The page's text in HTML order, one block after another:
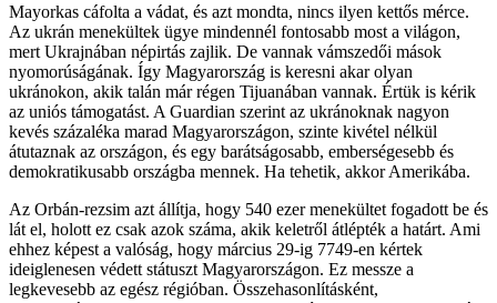
Mayorkas cáfolta a vádat, és azt mondta, nincs ilyen kettős mérce.
Az ukrán menekültek ügye mindennél fontosabb most a világon,
mert Ukrajnában népirtás zajlik. De vannak vámszedői mások
nyomorúságának. Így Magyarország is keresni akar olyan
ukránokon, akik talán már régen Tijuanában vannak. Értük is kérik
az uniós támogatást. A Guardian szerint az ukránoknak nagyon
kevés százaléka marad Magyarországon, szinte kivétel nélkül
átutaznak az országon, és egy barátságosabb, emberségesebb és
demokratikusabb országba mennek. Ha tehetik, akkor Amerikába.
Az Orbán-rezsim azt állítja, hogy 540 ezer menekültet fogadott be és
lát el, holott ez csak azok száma, akik keletről átlépték a határt. Ami
ehhez képest a valóság, hogy március 29-ig 7749-en kértek
ideiglenesen védett státuszt Magyarországon. Ez messze a
legkevesebb az egész régióban. Összehasonlításként,